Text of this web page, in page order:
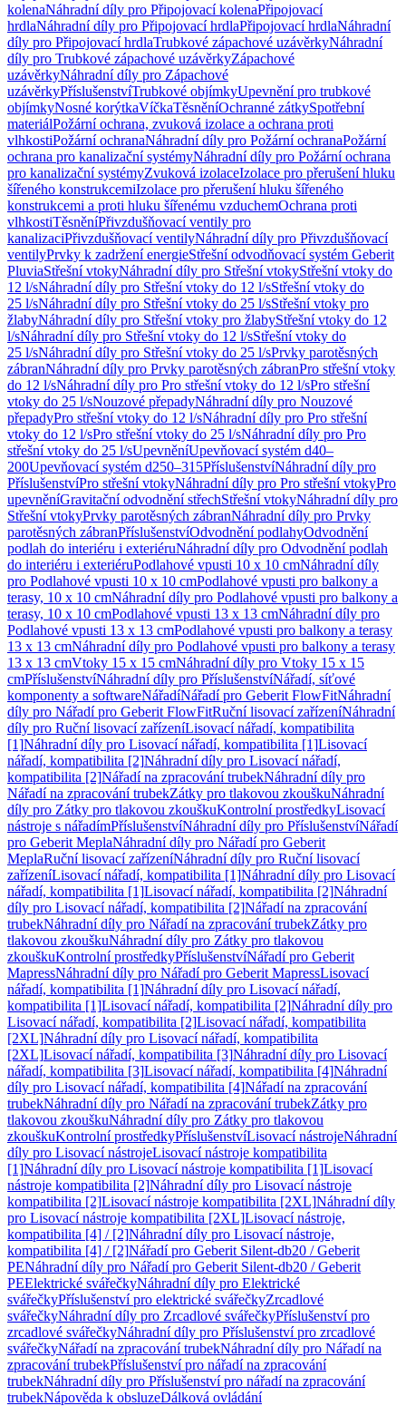
kolenaNáhradní díly pro Připojovací kolenaPřipojovací
hrdlaNáhradní díly pro Připojovací hrdlaPřipojovací hrdlaNáhradní
díly pro Připojovací hrdlaTrubkové zápachové uzávěrkyNáhradní
díly pro Trubkové zápachové uzávěrkyZápachové
uzávěrkyNáhradní díly pro Zápachové
uzávěrkyPříslušenstvíTrubkové objímkyUpevnění pro trubkové
objímkyNosné korýtkaVíčkaTěsněníOchranné zátkySpotřební
materiálPožární ochrana, zvuková izolace a ochrana proti
vlhkostiPožární ochranaNáhradní díly pro Požární ochranaPožární
ochrana pro kanalizační systémyNáhradní díly pro Požární ochrana
pro kanalizační systémyZvuková izolaceIzolace pro přerušení hluku
šířeného konstrukcemiIzolace pro přerušení hluku šířeného
konstrukcemi a proti hluku šířenému vzduchemOchrana proti
vlhkostiTěsněníPřivzdušňovací ventily pro
kanalizaciPřivzdušňovací ventilyNáhradní díly pro Přivzdušňovací
ventilyPrvky k zadržení energieStřešní odvodňovací systém Geberit
PluviaStřešní vtokyNáhradní díly pro Střešní vtokyStřešní vtoky do
12 l/sNáhradní díly pro Střešní vtoky do 12 l/sStřešní vtoky do
25 l/sNáhradní díly pro Střešní vtoky do 25 l/sStřešní vtoky pro
žlabyNáhradní díly pro Střešní vtoky pro žlabyStřešní vtoky do 12
l/sNáhradní díly pro Střešní vtoky do 12 l/sStřešní vtoky do
25 l/sNáhradní díly pro Střešní vtoky do 25 l/sPrvky parotěsných
zábranNáhradní díly pro Prvky parotěsných zábranPro střešní vtoky
do 12 l/sNáhradní díly pro Pro střešní vtoky do 12 l/sPro střešní
vtoky do 25 l/sNouzové přepadyNáhradní díly pro Nouzové
přepadyPro střešní vtoky do 12 l/sNáhradní díly pro Pro střešní
vtoky do 12 l/sPro střešní vtoky do 25 l/sNáhradní díly pro Pro
střešní vtoky do 25 l/sUpevněníUpevňovací systém d40–
200Upevňovací systém d250–315PříslušenstvíNáhradní díly pro
PříslušenstvíPro střešní vtokyNáhradní díly pro Pro střešní vtokyPro
upevněníGravitační odvodnění střechStřešní vtokyNáhradní díly pro
Střešní vtokyPrvky parotěsných zábranNáhradní díly pro Prvky
parotěsných zábranPříslušenstvíOdvodnění podlahyOdvodnění
podlah do interiéru i exteriéruNáhradní díly pro Odvodnění podlah
do interiéru i exteriéruPodlahové vpusti 10 x 10 cmNáhradní díly
pro Podlahové vpusti 10 x 10 cmPodlahové vpusti pro balkony a
terasy, 10 x 10 cmNáhradní díly pro Podlahové vpusti pro balkony a
terasy, 10 x 10 cmPodlahové vpusti 13 x 13 cmNáhradní díly pro
Podlahové vpusti 13 x 13 cmPodlahové vpusti pro balkony a terasy
13 x 13 cmNáhradní díly pro Podlahové vpusti pro balkony a terasy
13 x 13 cmVtoky 15 x 15 cmNáhradní díly pro Vtoky 15 x 15
cmPříslušenstvíNáhradní díly pro PříslušenstvíNářadí, síťové
komponenty a softwareNářadíNářadí pro Geberit FlowFitNáhradní
díly pro Nářadí pro Geberit FlowFitRuční lisovací zařízeníNáhradní
díly pro Ruční lisovací zařízeníLisovací nářadí, kompatibilita
[1]Náhradní díly pro Lisovací nářadí, kompatibilita [1]Lisovací
nářadí, kompatibilita [2]Náhradní díly pro Lisovací nářadí,
kompatibilita [2]Nářadí na zpracování trubekNáhradní díly pro
Nářadí na zpracování trubekZátky pro tlakovou zkouškuNáhradní
díly pro Zátky pro tlakovou zkouškuKontrolní prostředkyLisovací
nástroje s nářadímPříslušenstvíNáhradní díly pro PříslušenstvíNářadí
pro Geberit MeplaNáhradní díly pro Nářadí pro Geberit
MeplaRuční lisovací zařízeníNáhradní díly pro Ruční lisovací
zařízeníLisovací nářadí, kompatibilita [1]Náhradní díly pro Lisovací
nářadí, kompatibilita [1]Lisovací nářadí, kompatibilita [2]Náhradní
díly pro Lisovací nářadí, kompatibilita [2]Nářadí na zpracování
trubekNáhradní díly pro Nářadí na zpracování trubekZátky pro
tlakovou zkouškuNáhradní díly pro Zátky pro tlakovou
zkouškuKontrolní prostředkyPříslušenstvíNářadí pro Geberit
MapressNáhradní díly pro Nářadí pro Geberit MapressLisovací
nářadí, kompatibilita [1]Náhradní díly pro Lisovací nářadí,
kompatibilita [1]Lisovací nářadí, kompatibilita [2]Náhradní díly pro
Lisovací nářadí, kompatibilita [2]Lisovací nářadí, kompatibilita
[2XL]Náhradní díly pro Lisovací nářadí, kompatibilita
[2XL]Lisovací nářadí, kompatibilita [3]Náhradní díly pro Lisovací
nářadí, kompatibilita [3]Lisovací nářadí, kompatibilita [4]Náhradní
díly pro Lisovací nářadí, kompatibilita [4]Nářadí na zpracování
trubekNáhradní díly pro Nářadí na zpracování trubekZátky pro
tlakovou zkouškuNáhradní díly pro Zátky pro tlakovou
zkouškuKontrolní prostředkyPříslušenstvíLisovací nástrojeNáhradní
díly pro Lisovací nástrojeLisovací nástroje kompatibilita
[1]Náhradní díly pro Lisovací nástroje kompatibilita [1]Lisovací
nástroje kompatibilita [2]Náhradní díly pro Lisovací nástroje
kompatibilita [2]Lisovací nástroje kompatibilita [2XL]Náhradní díly
pro Lisovací nástroje kompatibilita [2XL]Lisovací nástroje,
kompatibilita [4] / [2]Náhradní díly pro Lisovací nástroje,
kompatibilita [4] / [2]Nářadí pro Geberit Silent-db20 / Geberit
PENáhradní díly pro Nářadí pro Geberit Silent-db20 / Geberit
PEElektrické svářečkyNáhradní díly pro Elektrické
svářečkyPříslušenství pro elektrické svářečkyZrcadlové
svářečkyNáhradní díly pro Zrcadlové svářečkyPříslušenství pro
zrcadlové svářečkyNáhradní díly pro Příslušenství pro zrcadlové
svářečkyNářadí na zpracování trubekNáhradní díly pro Nářadí na
zpracování trubekPříslušenství pro nářadí na zpracování
trubekNáhradní díly pro Příslušenství pro nářadí na zpracování
trubekNápověda k obsluzeDálková ovládání